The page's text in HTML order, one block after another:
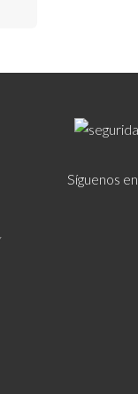
Síguenos en